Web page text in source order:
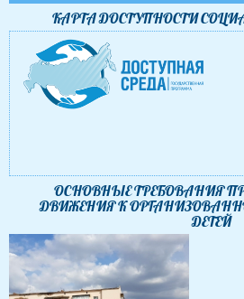
КАРТА ДОСТУПНОСТИ
ОСНОВНЫЕ ТРЕБОВАНИЯ
ДВИЖЕНИЯ К
ДЕТЕЙ